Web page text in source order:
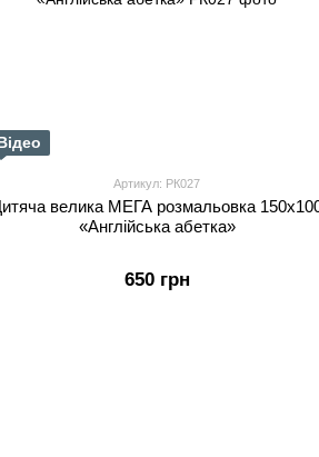
Артикул: РК027
велика МЕГА розмальовка
«Англійська абетка»
650 грн